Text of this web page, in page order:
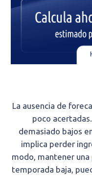
La ausencia de
poco
demasiado bajos
implica perder
modo, mantener
temporada baja,